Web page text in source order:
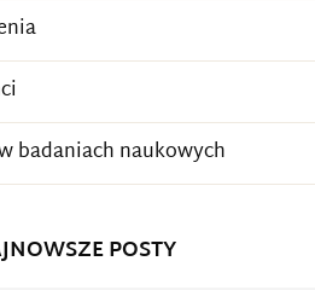
badaniach naukowych
POSTY